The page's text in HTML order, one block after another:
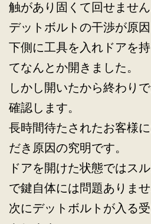
触があり固くて回せません
デットボルトの干渉が原
下側に工具を入れドアを
てなんとか開きました。
しかし開いたから終わり
確認します。
長時間待たされたお客様
だき原因の究明です。
ドアを開けた状態ではス
で鍵自体には問題ありませ
次にデットボルトが入る